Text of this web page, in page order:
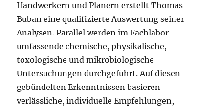
Handwerkern und Planern erstellt Thomas
Buban eine qualifizierte Auswertung seiner
Analysen. Parallel werden im Fachlabor
umfassende chemische, physikalische,
toxologische und mikrobiologische
Untersuchungen durchgeführt. Auf diesen
gebündelten Erkenntnissen basieren
verlässliche, individuelle Empfehlungen,